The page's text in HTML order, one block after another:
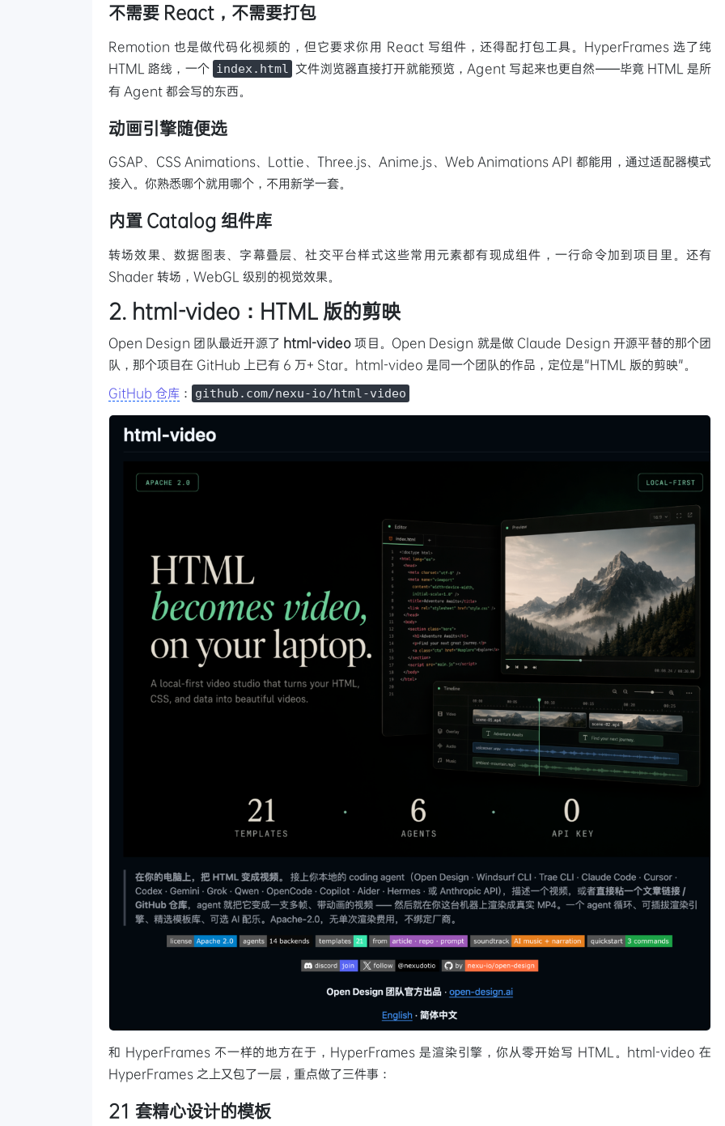
不需要 React，不需要打包
Remotion 也是做代码化视频的，但它要求你用 React 写组件，还得配打包工具。HyperFrames 选了纯
HTML 路线，一个 index.html 文件浏览器直接打开就能预览，Agent 写起来也更自然——毕竟 HTML 是所
有 Agent 都会写的东西。
动画引擎随便选
GSAP、CSS Animations、Lottie、Three.js、Anime.js、Web Animations API 都能用，通过适配器模式
接入。你熟悉哪个就用哪个，不用新学一套。
内置 Catalog 组件库
转场效果、数据图表、字幕叠层、社交平台样式这些常用元素都有现成组件，一行命令加到项目里。还有
Shader 转场，WebGL 级别的视觉效果。
2. html-video：HTML 版的剪映
Open Design 团队最近开源了 html-video 项目。Open Design 就是做 Claude Design 开源平替的那个团
队，那个项目在 GitHub 上已有 6 万+ Star。html-video 是同一个团队的作品，定位是"HTML 版的剪映"。
GitHub 仓库 ： github.com/nexu-io/html-video
和 HyperFrames 不一样的地方在于，HyperFrames 是渲染引擎，你从零开始写 HTML。html-video 在
HyperFrames 之上又包了一层，重点做了三件事：
21 套精心设计的模板